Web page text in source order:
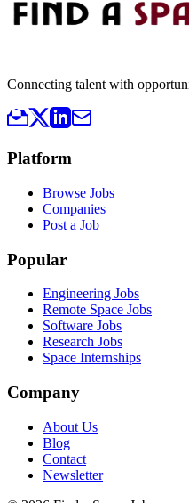
Connecting talent with
Platform
Browse Jobs
Companies
Post a Job
Popular
Engineering Jobs
Remote Space Jobs
Software Jobs
Research Jobs
Space Internships
Company
About Us
Blog
Contact
Newsletter